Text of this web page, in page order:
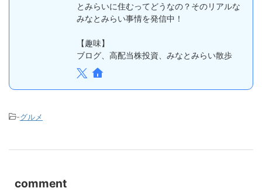
とみらいに住むってどうなの？そのリアルな
みなとみらい事情を発信中！
【趣味】
ブログ、高配当株投資、みなとみらい散歩
-グルメ
comment